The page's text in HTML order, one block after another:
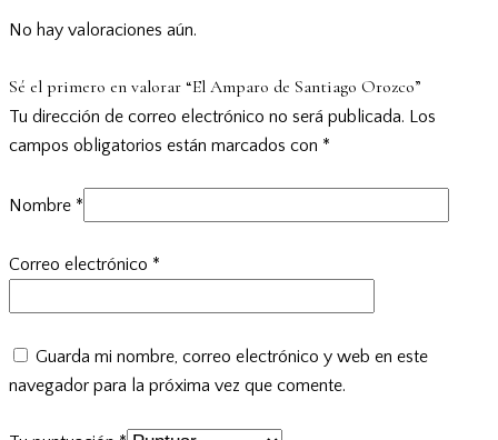
No hay valoraciones aún.
Sé el primero en valorar “El Amparo de Santiago Orozco”
Tu dirección de correo electrónico no será publicada. Los
campos obligatorios están marcados con *
Nombre *
Correo electrónico *
Guarda mi nombre, correo electrónico y web en este
navegador para la próxima vez que comente.